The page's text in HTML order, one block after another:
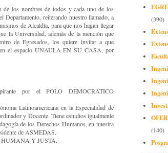
de los nombres de todos y cada uno de los
reiterando nuestro llamado, a
de Alcaldía, para que nos hagan llegar
la Universidad, además de la mención que
de Egresados, los quiere invitar a que
el espacio UNAULA EN SU CASA, por
por el POLO DEMOCRÁTICO
Latinoamericana en la Especialidad de
y Docente. Tiene estudios igualmente
de los Derechos Humanos, en nuestra
de ASMEDAS.
HUMANA Y JUSTA.
(390)
(140)